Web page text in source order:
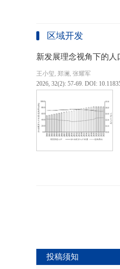
区域开发
新发展理念视角下的
王小玺, 郑澜, 张耀军
2026, 32(2): 57-69. DOI:
投稿须知